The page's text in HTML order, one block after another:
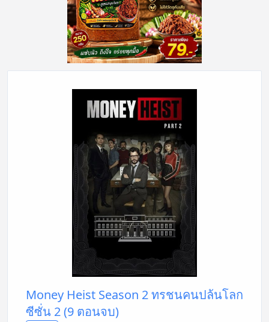
Money Heist Season 2 ทรชนคนปล้นโลก
ซีซั่น 2 (9 ตอนจบ)